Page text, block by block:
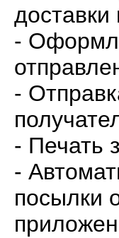
-
-
- Печать
-
посылки